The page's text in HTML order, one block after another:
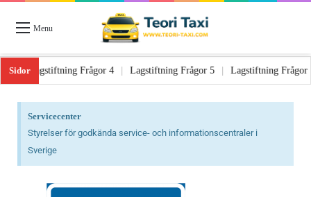
Menu
Sidor
Lagstiftning Frågor 3 | Lagstiftning Frågor 4 | Lagstiftning Frågor 5 |
Servicecenter
Styrelser för godkända service- och informationscentraler i
Sverige